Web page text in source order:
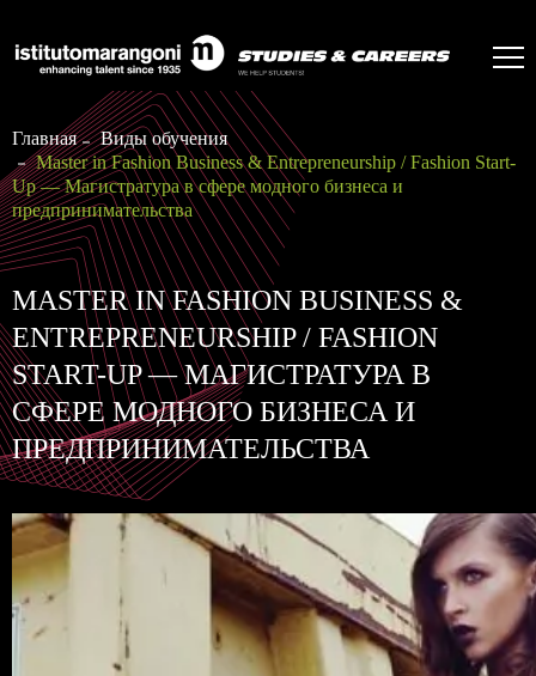
Главная
Виды обучения
Master in Fashion Business & Entrepreneurship / Fashion Start-
Up — Магистратура в сфере модного бизнеса и
предпринимательства
MASTER IN FASHION BUSINESS &
ENTREPRENEURSHIP / FASHION
START-UP — МАГИСТРАТУРА В
СФЕРЕ МОДНОГО БИЗНЕСА И
ПРЕДПРИНИМАТЕЛЬСТВА